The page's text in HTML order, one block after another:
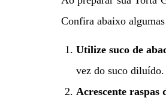
Confira abaixo algumas
Utilize suco de
vez do suco diluído.
Acrescente raspas